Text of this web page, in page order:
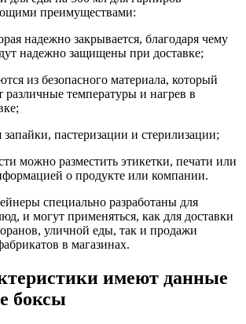
преимуществами:
надежно закрывается, благодаря чему
надежно защищены при доставке;
из безопасного материала, который
различные температуры и нагрев в
запайки, пастеризации и стерилизации;
можно разместить этикетки, печати или
о продукте или компании.
специально разработаны для
и могут применяться, как для доставки
уличной еды, так и продажи
в магазинах.
имеют данные
боксы